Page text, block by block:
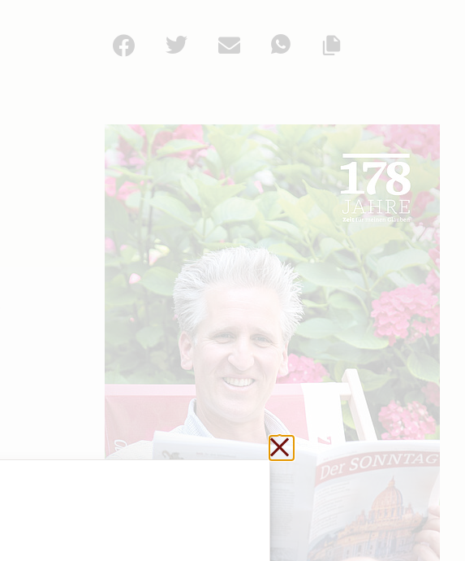
Facebook
Twitter Mail
WhatsApp
Schließen ohne zu